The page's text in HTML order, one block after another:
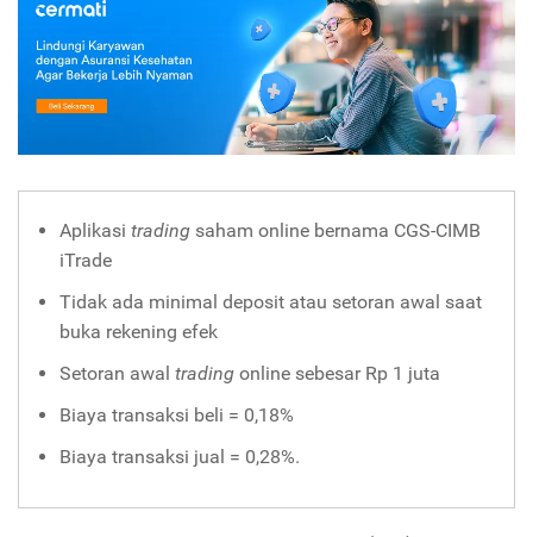
Aplikasitrading saham online bernama CGS-CIMB
iTrade
Tidak ada minimal deposit atau setoran awal saat
buka rekening efek
Setoran awaltrading online sebesar Rp 1 juta
Biaya transaksi beli = 0,18%
Biaya transaksi jual = 0,28%.